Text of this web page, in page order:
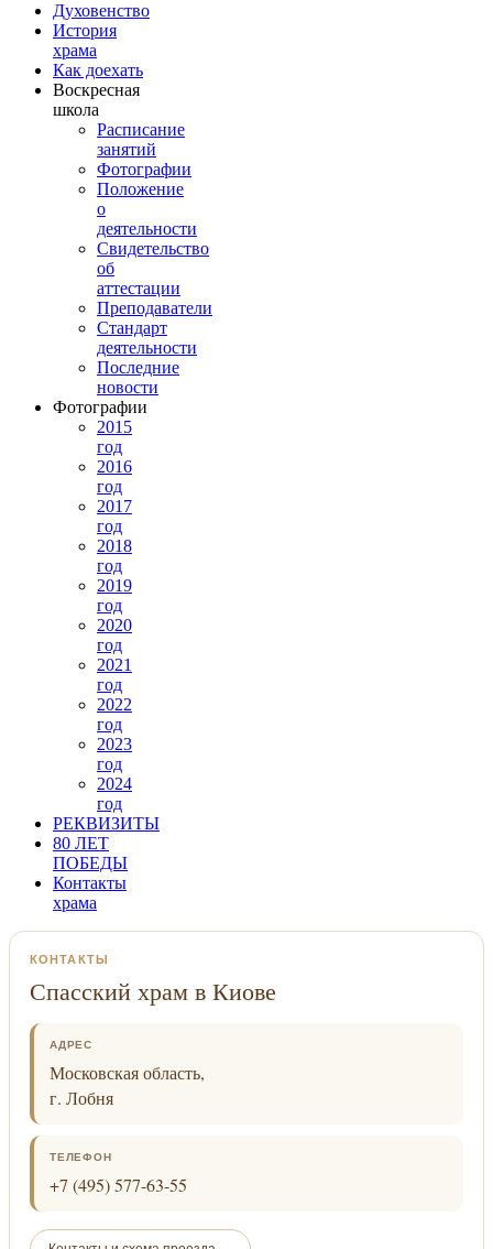
Духовенство
История
храма
Как доехать
Воскресная
школа
Расписание
занятий
Фотографии
Положение
о
деятельности
Свидетельство
об
аттестации
Преподаватели
Стандарт
деятельности
Последние
новости
Фотографии
2015
год
2016
год
2017
год
2018
год
2019
год
2020
год
2021
год
2022
год
2023
год
2024
год
РЕКВИЗИТЫ
80 ЛЕТ
ПОБЕДЫ
Контакты
храма
КОНТАКТЫ
Спасский храм в Киове
АДРЕС
Московская область,
г. Лобня
ТЕЛЕФОН
+7 (495) 577-63-55